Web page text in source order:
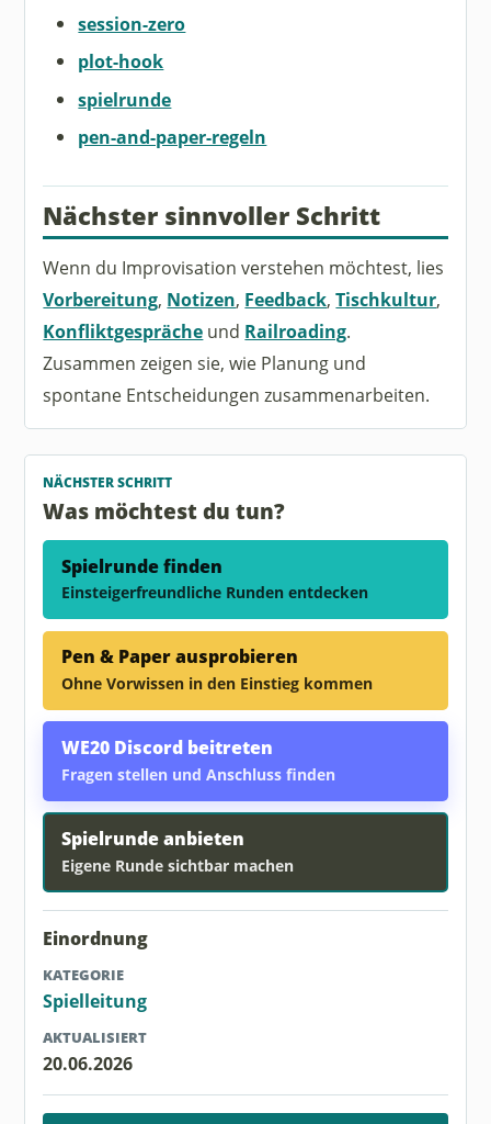
session-zero
plot-hook
spielrunde
pen-and-paper-regeln
Nächster sinnvoller Schritt
Wenn du Improvisation verstehen möchtest, lies
Vorbereitung, Notizen, Feedback,Tischkultur,
Konfliktgespräche und Railroading.
Zusammen zeigen sie, wie Planung und
spontane Entscheidungen zusammenarbeiten.
NÄCHSTER SCHRITT
Was möchtest du tun?
Spielrunde finden
Einsteigerfreundliche Runden entdecken
Pen & Paper ausprobieren
Ohne Vorwissen in den Einstieg kommen
WE20 Discord beitreten
Fragen stellen und Anschluss finden
Spielrunde anbieten
Eigene Runde sichtbar machen
Einordnung
KATEGORIE
Spielleitung
AKTUALISIERT
20.06.2026